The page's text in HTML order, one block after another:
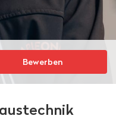
Bewerben